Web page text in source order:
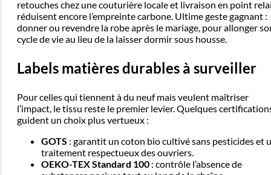
retouches chez une couturière locale et livraison en point
réduisent encore l’empreinte carbone. Ultime geste gagnant :
donner ou revendre la robe après le mariage, pour allonger
cycle de vie au lieu de la laisser dormir sous housse.
Labels matières durables à surveiller
Pour celles qui tiennent à du neuf mais veulent maîtriser
l’impact, le tissu reste le premier levier. Quelques
guident un choix plus vertueux :
GOTS : garantit un coton bio cultivé sans pesticides et
traitement respectueux des ouvriers.
OEKO-TEX Standard 100 : contrôle l’absence de